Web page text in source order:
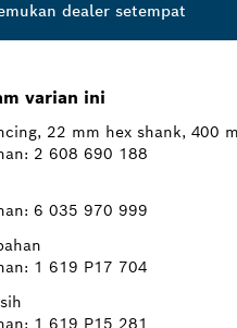
dealer setempat
varian ini
22 mm hex shank, 400
2 608 690 188
6 035 970 999
1 619 P17 704
1 619 P15 281